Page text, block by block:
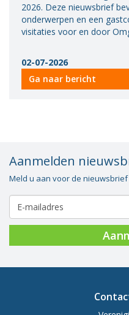
2026. Deze nieuwsbrief
onderwerpen en een
visitaties voor en door
02-07-2026
Ga naar bericht
Aanmelden
Meld u aan voor de